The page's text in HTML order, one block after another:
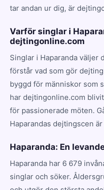
tar andan ur dig, är
Varför singlar i
dejtingonline.com
Singlar i Haparanda väljer
förstår vad som gör
byggd för människor som
har dejtingonline.com
för passionerade möten.
Haparandas dejtingscen
Haparanda: En
Haparanda har 6 679
singlar och söker.